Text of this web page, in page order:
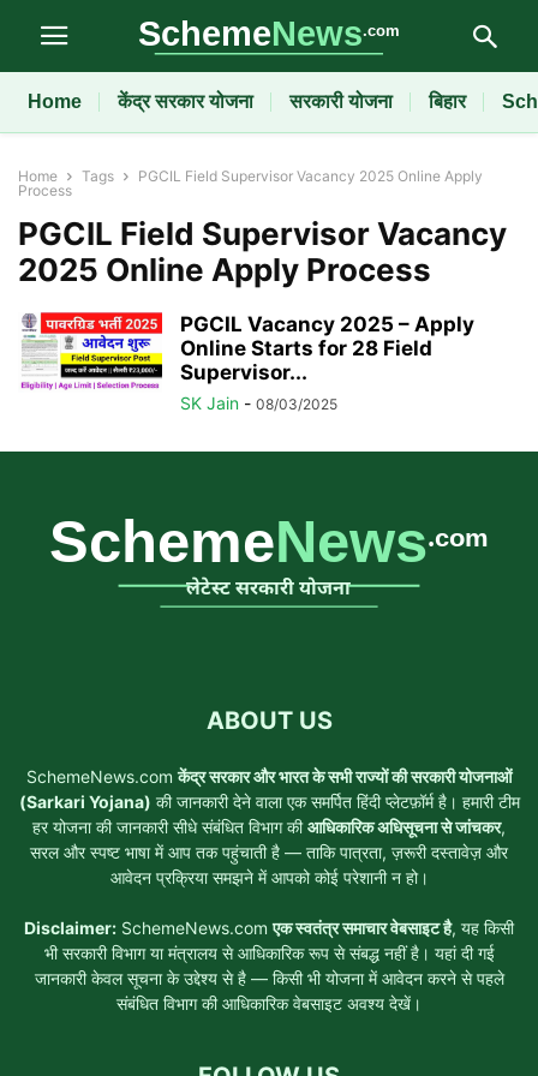
Home केंद्र सरकार योजना सरकारी योजना बिहार
Home Tags
PGCIL Field Supervisor Vacancy 2025 Online Apply
Process
PGCIL Field Supervisor Vacancy
2025 Online Apply Process
PGCIL Vacancy 2025 – Apply
Online Starts for 28 Field
Supervisor...
SK Jain - 08/03/2025
ABOUT US
SchemeNews.comकेंद्र सरकार और भारत के सभी राज्यों की सरकारी योजनाओं
(Sarkari Yojana) की जानकारी देने वाला एक समर्पित हिंदी प्लेटफ़ॉर्म है। हमारी टीम
हर योजना की जानकारी सीधे संबंधित विभाग कीआधिकारिक अधिसूचना से जांचकर,
सरल और स्पष्ट भाषा में आप तक पहुंचाती है — ताकि पात्रता, ज़रूरी दस्तावेज़ और
आवेदन प्रक्रिया समझने में आपको कोई परेशानी न हो।
Disclaimer: SchemeNews.comएक स्वतंत्र समाचार वेबसाइट है, यह किसी
भी सरकारी विभाग या मंत्रालय से आधिकारिक रूप से संबद्ध नहीं है। यहां दी गई
जानकारी केवल सूचना के उद्देश्य से है — किसी भी योजना में आवेदन करने से पहले
संबंधित विभाग की आधिकारिक वेबसाइट अवश्य देखें।